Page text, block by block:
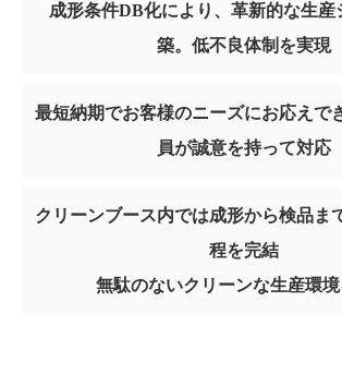
成形条件DB化により、革新的な生産
築。低不良体制を実現
最短納期でお客様のニーズにお応えで
員が誠意を持って対応
クリーンブース内では成形から検品ま
程を完結
無駄のないクリーンな生産環